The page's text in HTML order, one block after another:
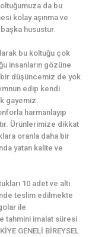
da bu
kolay aşınma ve
husustur.
bu koltuğu çok
insanların gözüne
düşüncemiz de yok
edip kendi
gayemiz.
harmanlayıp
Ürünlerimize dikkat
oranla daha bir
yatan kalite ve
10 adet ve altı
teslim edilmekte
ile
tahmini imalat süresi
GENELİ BİREYSEL